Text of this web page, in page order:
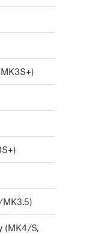
(MK4/S,